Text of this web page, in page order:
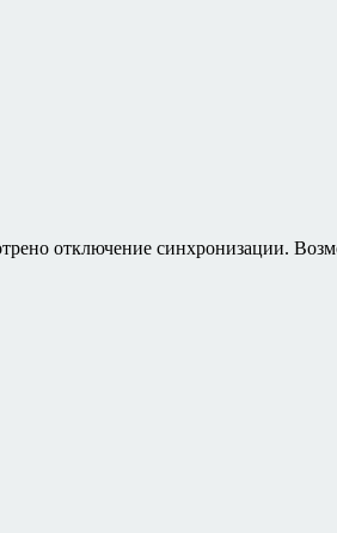
отключение синхронизации.